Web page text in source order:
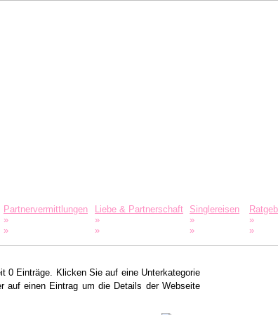
Partnervermittlungen Liebe & Partnerschaft Singlereisen
» » » »
» » » »
0 Einträge. Klicken Sie auf eine Unterkategorie
auf einen Eintrag um die Details der Webseite